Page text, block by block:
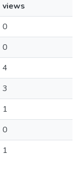
views
0
0
4
3
1
0
1